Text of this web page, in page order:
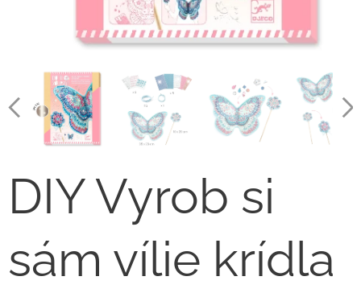
DIY Vyrob si
sám vílie krídla